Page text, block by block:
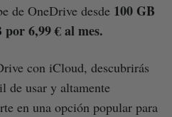
de OneDrive desde 100 GB
6,99 € al mes.
con iCloud, descubrirás
de usar y altamente
en una opción popular para